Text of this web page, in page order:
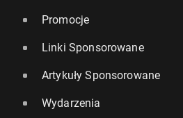
Promocje
Linki Sponsorowane
Artykuły Sponsorowane
Wydarzenia